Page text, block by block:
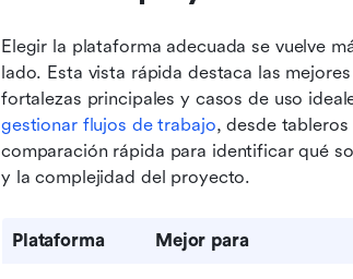
Elegir la plataforma adecuada se vuelve
lado. Esta vista rápida destaca las
gestionar flujos de trabajo, desde
comparación rápida para identificar qué
y la complejidad del proyecto.
Plataforma Mejor para